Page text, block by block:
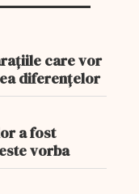
care vor
diferențelor
a fost
vorba